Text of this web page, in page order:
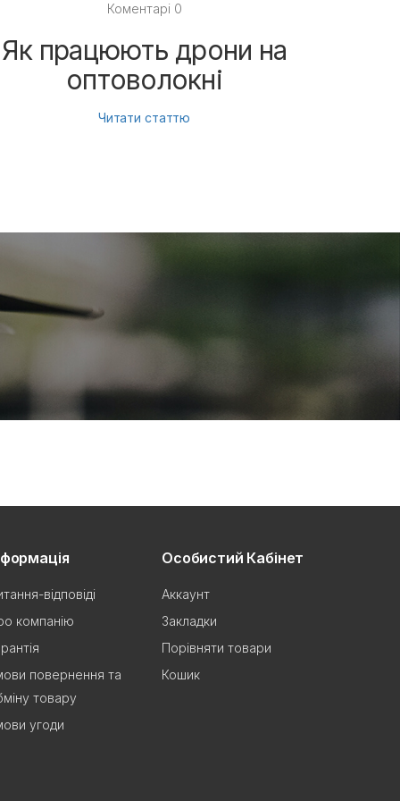
Коментарі 0
Як працюють дрони на
оптоволокні
Читати статтю
відповіді
компанію
повернення та
товару
угоди
Особистий Кабінет
Аккаунт
Закладки
Порівняти товари
Кошик